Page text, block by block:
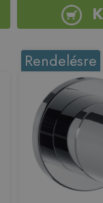
Rendelésre